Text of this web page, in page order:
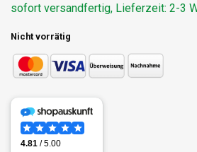
sofort versandfertig, Lieferzeit: 2-3
Nicht vorrätig